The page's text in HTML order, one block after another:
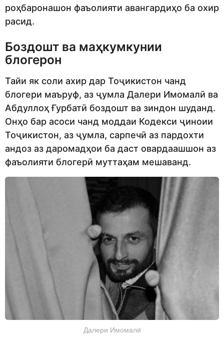
роҳбаронашон фаъолияти авангардиҳо ба охир
расид.
Боздошт ва маҳкумкунии
блогерон
Тайи як соли ахир дар Тоҷикистон чанд
блогери маъруф, аз ҷумла Далери Имомалӣ ва
Абдуллоҳ Ғурбатӣ боздошт ва зиндон шуданд.
Онҳо бар асоси чанд моддаи Кодекси ҷиноии
Тоҷикистон, аз ҷумла, сарпечӣ аз пардохти
андоз аз даромадҳои ба даст овардаашшон аз
фаъолияти блогерӣ муттаҳам мешаванд.
Далери Имомалӣ